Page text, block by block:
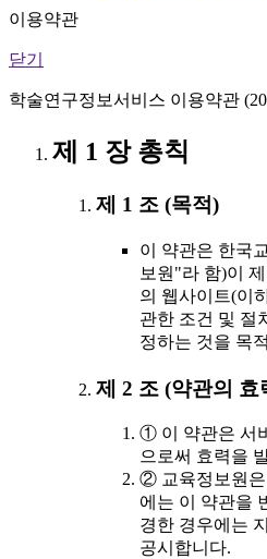
이용약관
닫기
학술연구정보서비스 이용약관
제 1 장 총칙
제 1 조 (목적)
이 약관은 한국
보원"라 함)이
의 웹사이트(이
관한 조건 및 절
정하는 것을 목
제 2 조 (약관의 효
① 이 약관은 서
으로써 효력을
② 교육정보원은
에는 이 약관을
경한 경우에는
공시합니다.